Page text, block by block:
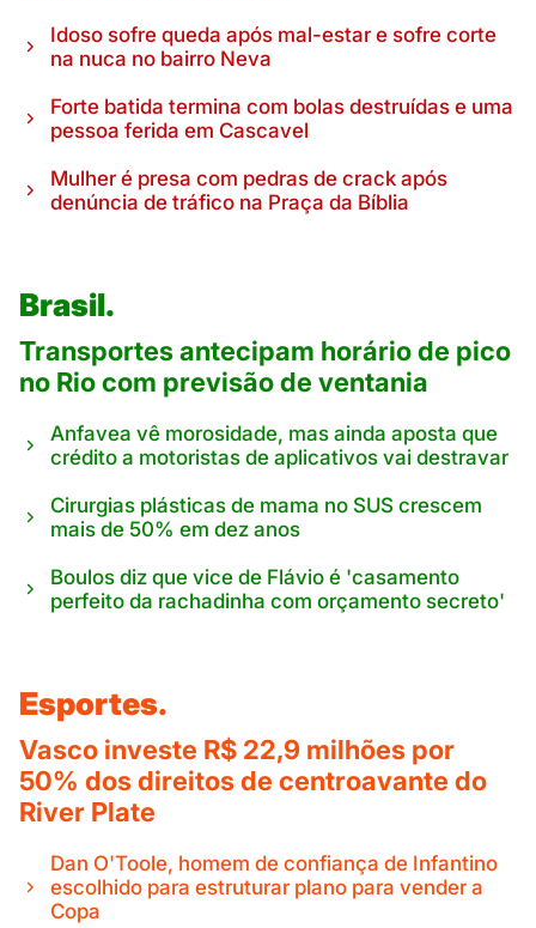
Idoso sofre queda após mal-estar e sofre corte
na nuca no bairro Neva
Forte batida termina com bolas destruídas e uma
pessoa ferida em Cascavel
Mulher é presa com pedras de crack após
denúncia de tráfico na Praça da Bíblia
Brasil.
Transportes antecipam horário de pico
no Rio com previsão de ventania
Anfavea vê morosidade, mas ainda aposta que
crédito a motoristas de aplicativos vai destravar
Cirurgias plásticas de mama no SUS crescem
mais de 50% em dez anos
Boulos diz que vice de Flávio é 'casamento
perfeito da rachadinha com orçamento secreto'
Esportes.
Vasco investe R$ 22,9 milhões por
50% dos direitos de centroavante do
River Plate
Dan O'Toole, homem de confiança de Infantino
escolhido para estruturar plano para vender a
Copa